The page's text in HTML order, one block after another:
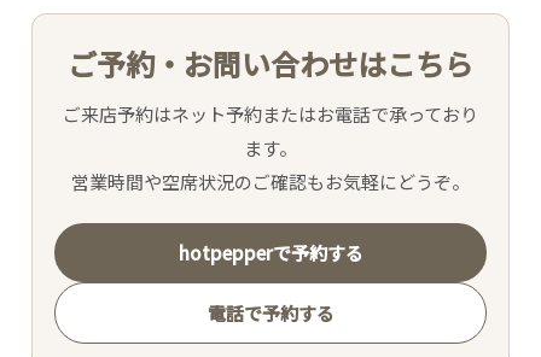
ご予約・お問い合わせはこちら
ご来店予約はネット予約またはお電話で承っており
ます。
営業時間や空席状況のご確認もお気軽にどうぞ。
hotpepperで予約する
電話で予約する